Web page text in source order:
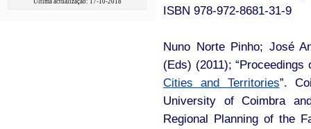
ISBN 978-972-8681-31-9
Nuno Norte Pinho; José
(Eds) (2011);
Cities and Territories”.
University of Coimbra
Regional Planning of the
Última actualização: 17-10-2018